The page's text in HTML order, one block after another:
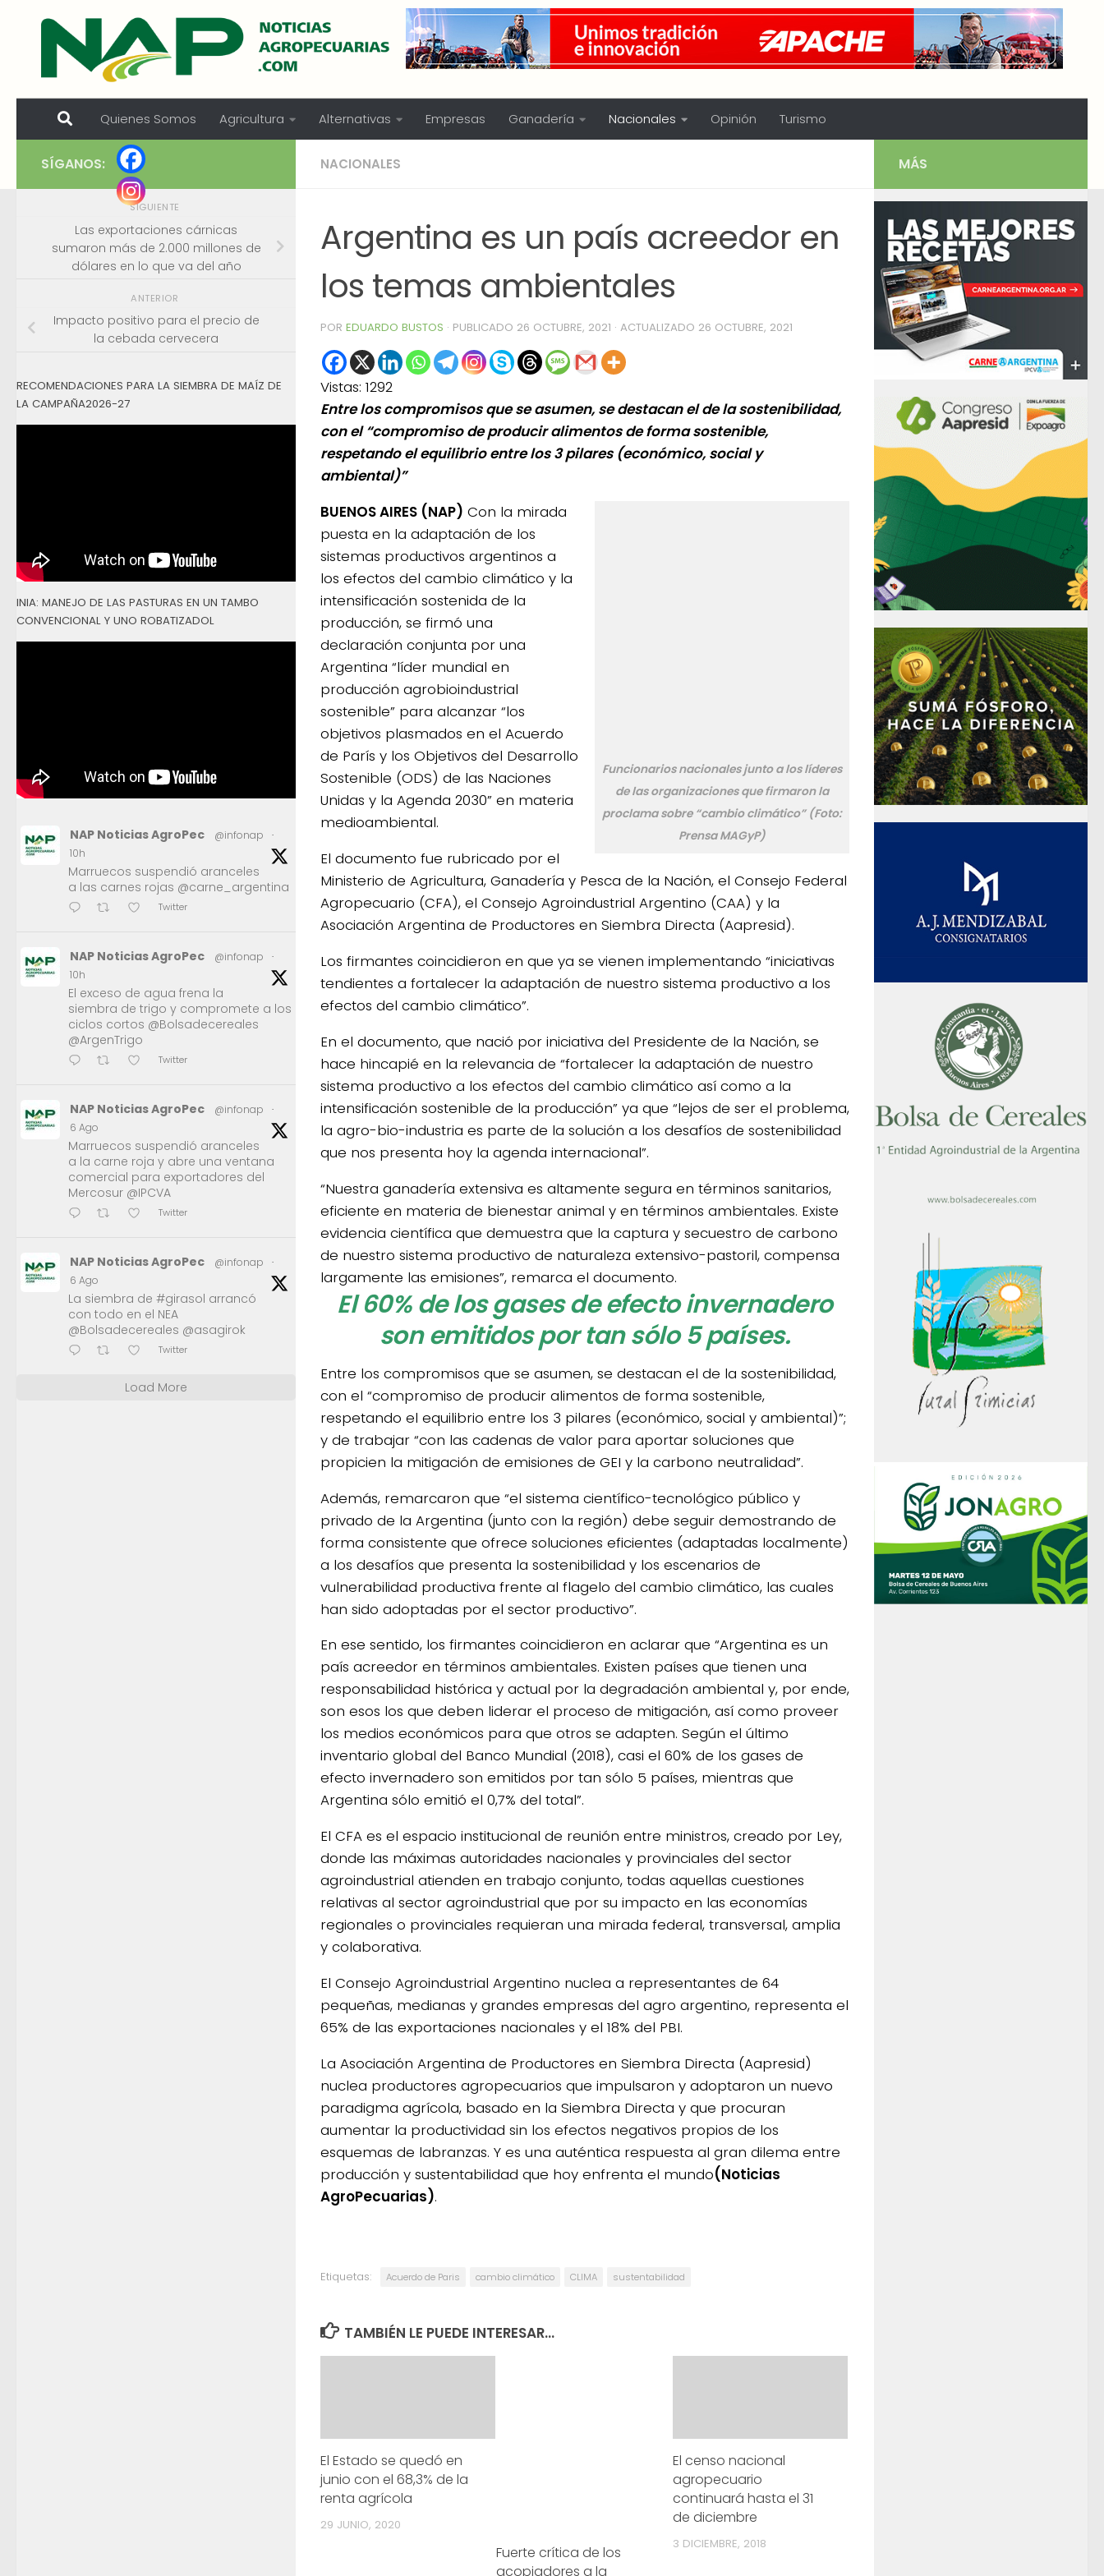
Skip to content
Quienes Somos Agricultura Alternativas Empresas Ganadería Nacionales Opinión Turismo
NACIONALES
Argentina es un país acreedor en
los temas ambientales
POR EDUARDO BUSTOS · PUBLICADO 26 OCTUBRE, 2021 · ACTUALIZADO 26 OCTUBRE, 2021
Vistas: 1292
Entre los compromisos que se asumen, se destacan el de la sostenibilidad,
con el “compromiso de producir alimentos de forma sostenible,
respetando el equilibrio entre los 3 pilares (económico, social y
ambiental)”
Funcionarios nacionales junto a los líderes
de las organizaciones que firmaron la
proclama sobre “cambio climático” (Foto:
Prensa MAGyP)
BUENOS AIRES (NAP) Con la mirada
puesta en la adaptación de los
sistemas productivos argentinos a
los efectos del cambio climático y la
intensificación sostenida de la
producción, se firmó una
declaración conjunta por una
Argentina “líder mundial en
producción agrobioindustrial
sostenible” para alcanzar “los
objetivos plasmados en el Acuerdo
de París y los Objetivos del Desarrollo
Sostenible (ODS) de las Naciones
Unidas y la Agenda 2030” en materia
medioambiental.
El documento fue rubricado por el
Ministerio de Agricultura, Ganadería y Pesca de la Nación, el Consejo Federal
Agropecuario (CFA), el Consejo Agroindustrial Argentino (CAA) y la
Asociación Argentina de Productores en Siembra Directa (Aapresid).
Los firmantes coincidieron en que ya se vienen implementando “iniciativas
tendientes a fortalecer la adaptación de nuestro sistema productivo a los
efectos del cambio climático”.
En el documento, que nació por iniciativa del Presidente de la Nación, se
hace hincapié en la relevancia de “fortalecer la adaptación de nuestro
sistema productivo a los efectos del cambio climático así como a la
intensificación sostenible de la producción” ya que “lejos de ser el problema,
la agro-bio-industria es parte de la solución a los desafíos de sostenibilidad
que nos presenta hoy la agenda internacional”.
“Nuestra ganadería extensiva es altamente segura en términos sanitarios,
eficiente en materia de bienestar animal y en términos ambientales. Existe
evidencia científica que demuestra que la captura y secuestro de carbono
de nuestro sistema productivo de naturaleza extensivo-pastoril, compensa
largamente las emisiones”, remarca el documento.
El 60% de los gases de efecto invernadero
son emitidos por tan sólo 5 países.
Entre los compromisos que se asumen, se destacan el de la sostenibilidad,
con el “compromiso de producir alimentos de forma sostenible,
respetando el equilibrio entre los 3 pilares (económico, social y ambiental)”;
y de trabajar “con las cadenas de valor para aportar soluciones que
propicien la mitigación de emisiones de GEI y la carbono neutralidad”.
Además, remarcaron que “el sistema científico-tecnológico público y
privado de la Argentina (junto con la región) debe seguir demostrando de
forma consistente que ofrece soluciones eficientes (adaptadas localmente)
a los desafíos que presenta la sostenibilidad y los escenarios de
vulnerabilidad productiva frente al flagelo del cambio climático, las cuales
han sido adoptadas por el sector productivo”.
En ese sentido, los firmantes coincidieron en aclarar que “Argentina es un
país acreedor en términos ambientales. Existen países que tienen una
responsabilidad histórica y actual por la degradación ambiental y, por ende,
son esos los que deben liderar el proceso de mitigación, así como proveer
los medios económicos para que otros se adapten. Según el último
inventario global del Banco Mundial (2018), casi el 60% de los gases de
efecto invernadero son emitidos por tan sólo 5 países, mientras que
Argentina sólo emitió el 0,7% del total”.
El CFA es el espacio institucional de reunión entre ministros, creado por Ley,
donde las máximas autoridades nacionales y provinciales del sector
agroindustrial atienden en trabajo conjunto, todas aquellas cuestiones
relativas al sector agroindustrial que por su impacto en las economías
regionales o provinciales requieran una mirada federal, transversal, amplia
y colaborativa.
El Consejo Agroindustrial Argentino nuclea a representantes de 64
pequeñas, medianas y grandes empresas del agro argentino, representa el
65% de las exportaciones nacionales y el 18% del PBI.
La Asociación Argentina de Productores en Siembra Directa (Aapresid)
nuclea productores agropecuarios que impulsaron y adoptaron un nuevo
paradigma agrícola, basado en la Siembra Directa y que procuran
aumentar la productividad sin los efectos negativos propios de los
esquemas de labranzas. Y es una auténtica respuesta al gran dilema entre
producción y sustentabilidad que hoy enfrenta el mundo(Noticias
AgroPecuarias).
Etiquetas: Acuerdo de Paris cambio climático CLIMA sustentabilidad
TAMBIÉN LE PUEDE INTERESAR...
El Estado se quedó en
junio con el 68,3% de la
renta agrícola
29 JUNIO, 2020
Fuerte crítica de los
acopiadores a la
El censo nacional
agropecuario
continuará hasta el 31
de diciembre
3 DICIEMBRE, 2018
SÍGANOS:
SIGUIENTE
Las exportaciones cárnicas
sumaron más de 2.000 millones de
dólares en lo que va del año
ANTERIOR
Impacto positivo para el precio de
la cebada cervecera
RECOMENDACIONES PARA LA SIEMBRA DE MAÍZ DE
LA CAMPAÑA2026-27
INIA: MANEJO DE LAS PASTURAS EN UN TAMBO
CONVENCIONAL Y UNO ROBATIZADOL
NAP Noticias AgroPec @infonap
·
10h
Marruecos suspendió aranceles
a las carnes rojas @carne_argentina
Twitter
NAP Noticias AgroPec @infonap
·
10h
El exceso de agua frena la
siembra de trigo y compromete a los
ciclos cortos @Bolsadecereales
@ArgenTrigo
Twitter
NAP Noticias AgroPec @infonap
·
6 Ago
Marruecos suspendió aranceles
a la carne roja y abre una ventana
comercial para exportadores del
Mercosur @IPCVA
Twitter
NAP Noticias AgroPec @infonap
·
6 Ago
La siembra de #girasol arrancó
con todo en el NEA
@Bolsadecereales @asagirok
Twitter
Load More
MÁS